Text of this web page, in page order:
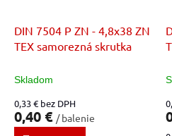
DIN 7504 P ZN - 4,8x38 ZN
TEX samorezná skrutka
Skladom
0,33 € bez DPH
0,40 € / balenie